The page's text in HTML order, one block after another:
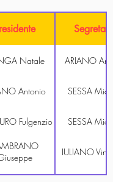
Ranato RONGA
Giuseppe SESSA
Michele
Carmine
Vincenzo TORRE
Segretario
Natale ARIANO
Antonio SESSA
Fulgenzio SESSA
IULIANO